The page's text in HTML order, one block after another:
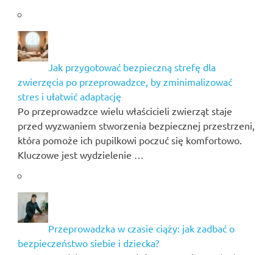
Jak przygotować bezpieczną strefę dla
zwierzęcia po przeprowadzce, by zminimalizować
stres i ułatwić adaptację
Po przeprowadzce wielu właścicieli zwierząt staje
przed wyzwaniem stworzenia bezpiecznej przestrzeni,
która pomoże ich pupilkowi poczuć się komfortowo.
Kluczowe jest wydzielenie …
Przeprowadzka w czasie ciąży: jak zadbać o
bezpieczeństwo siebie i dziecka?